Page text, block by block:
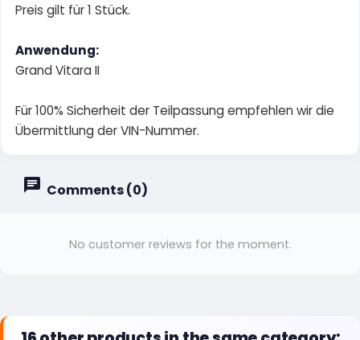
Preis gilt für 1 Stück.
Anwendung:
Grand Vitara II
Für 100% Sicherheit der Teilpassung empfehlen wir die
Übermittlung der VIN-Nummer.
Comments (0)
No customer reviews for the moment.